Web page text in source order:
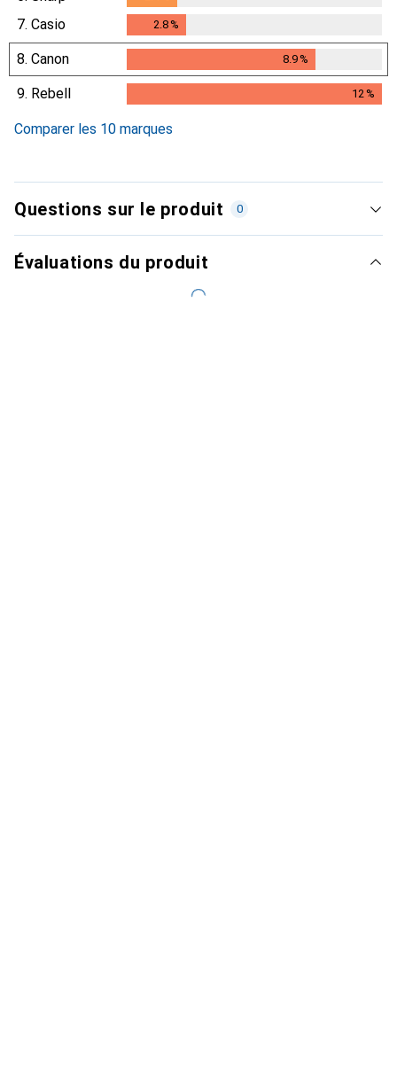
7. Casio 2.8%
8. Canon 8.9%
9. Rebell 12 %
Comparer les 10 marques
Questions sur le produit 0
Évaluations du produit